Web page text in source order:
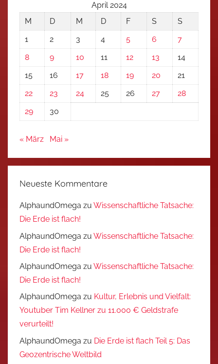
April 2024
M
D M D F S
S
1
2 3 4 5 6
7
8
9 10 11 12 13
14
15
16 17 18 19 20
21
22
23 24 25 26 27
28
29
30
« März Mai »
Neueste Kommentare
AlphaundOmega zu Wissenschaftliche Tatsache:
Die Erde ist flach!
AlphaundOmega zu Wissenschaftliche Tatsache:
Die Erde ist flach!
AlphaundOmega zu Wissenschaftliche Tatsache:
Die Erde ist flach!
AlphaundOmega zu Kultur, Erlebnis und Vielfalt:
Youtuber Tim Kellner zu 11.000 € Geldstrafe
verurteilt!
AlphaundOmega zu Die Erde ist flach Teil 5: Das
Geozentrische Weltbild